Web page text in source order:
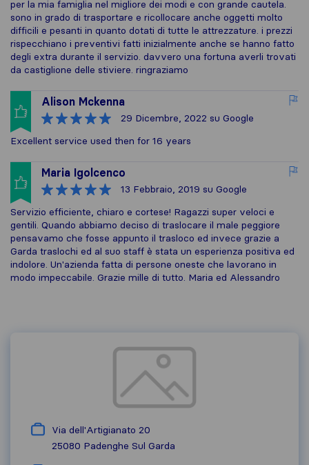
per la mia famiglia nel migliore dei modi e con grande cautela.
sono in grado di trasportare e ricollocare anche oggetti molto
difficili e pesanti in quanto dotati di tutte le attrezzature. i prezzi
rispecchiano i preventivi fatti inizialmente anche se hanno fatto
degli extra durante il servizio. davvero una fortuna averli trovati
da castiglione delle stiviere. ringraziamo
Alison Mckenna
29 Dicembre, 2022 su Google
Excellent service used then for 16 years
Maria Igolcenco
13 Febbraio, 2019 su Google
Servizio efficiente, chiaro e cortese! Ragazzi super veloci e
gentili. Quando abbiamo deciso di traslocare il male peggiore
pensavamo che fosse appunto il trasloco ed invece grazie a
Garda traslochi ed al suo staff è stata un esperienza positiva ed
indolore. Un'azienda fatta di persone oneste che lavorano in
modo impeccabile. Grazie mille di tutto. Maria ed Alessandro
Via dell'Artigianato 20
25080 Padenghe Sul Garda